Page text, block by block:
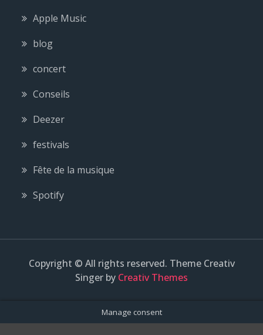
Apple Music
blog
concert
Conseils
Deezer
festivals
Fête de la musique
Spotify
Copyright © All rights reserved. Theme Creativ
Singer by Creativ Themes
Manage consent